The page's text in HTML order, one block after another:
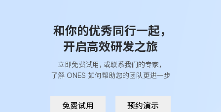
和你的优秀同行一起，
开启高效研发之旅
立即免费试用 ，或联系我们的专家，
了解 ONES 如何帮助您的团队更进一步
免费试用 预约演示